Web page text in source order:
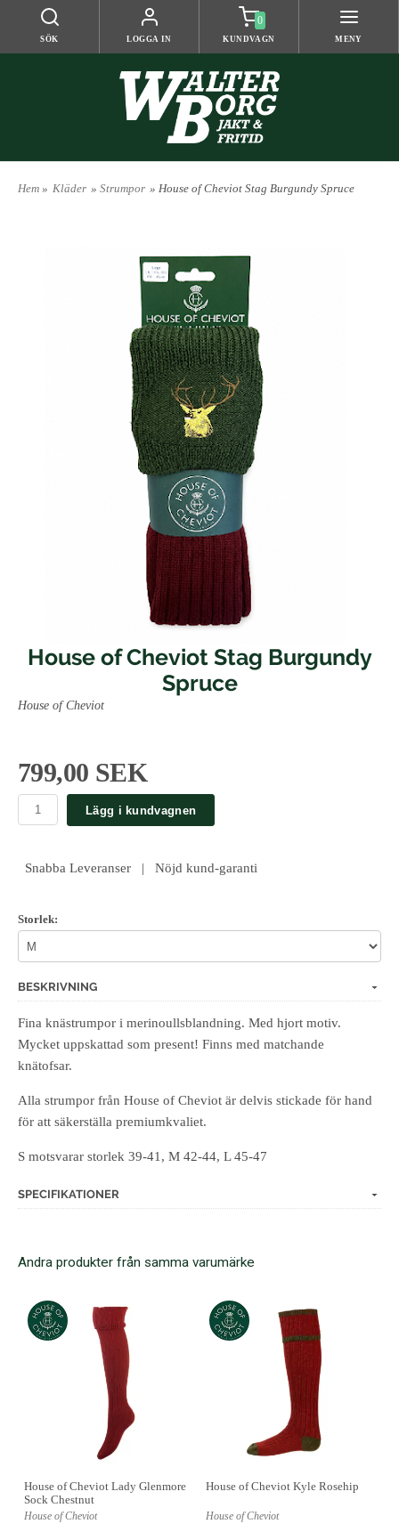
SÖK LOGGA IN
0
KUNDVAGN MENY
Hem » Kläder » Strumpor » House of Cheviot Stag Burgundy Spruce
House of Cheviot Stag Burgundy
Spruce
House of Cheviot
799,00 SEK
Lägg i kundvagnen
Snabba Leveranser | Nöjd kund-garanti
Storlek:
BESKRIVNING
Fina knästrumpor i merinoullsblandning. Med hjort motiv.
Mycket uppskattad som present! Finns med matchande
knätofsar.
Alla strumpor från House of Cheviot är delvis stickade för hand
för att säkerställa premiumkvaliet.
S motsvarar storlek 39-41, M 42-44, L 45-47
SPECIFIKATIONER
Andra produkter från samma varumärke
House of Cheviot Lady Glenmore
Sock Chestnut
House of Cheviot
House of Cheviot Kyle Rosehip
House of Cheviot